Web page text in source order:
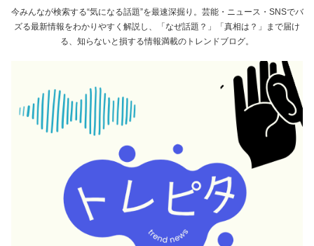
今みんなが検索する“気になる話題”を最速深掘り。芸能・ニュース・SNSでバ
ズる最新情報をわかりやすく解説し、「なぜ話題？」「真相は？」まで届け
る、知らないと損する情報満載のトレンドブログ。